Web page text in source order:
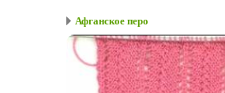
Афганское перо